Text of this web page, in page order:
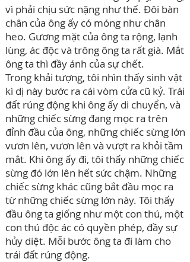
vì phải chịu sức nặng như thế. Đôi bàn
chân của ông ấy có móng như chân
heo. Gương mặt của ông ta rộng, lạnh
lùng, ác độc và trông ông ta rất già. Mắt
ông ta thì đầy ánh của sự chết.
Trong khải tượng, tôi nhìn thấy sinh vật
kì dị này bước ra cái vòm cửa cũ kỷ. Trái
đất rúng động khi ông ấy di chuyển, và
những chiếc sừng đang mọc ra trên
đỉnh đầu của ông, những chiếc sừng lớn
vươn lên, vươn lên và vượt ra khỏi tầm
mắt. Khi ông ấy đi, tôi thấy những chiếc
sừng đó lớn lên hết sức chậm. Những
chiếc sừng khác cũng bắt đầu mọc ra
từ những chiếc sừng lớn này. Tôi thấy
đầu ông ta giống như một con thú, một
con thú độc ác có quyền phép, đầy sự
hủy diệt. Mỗi bước ông ta đi làm cho
trái đất rúng động.